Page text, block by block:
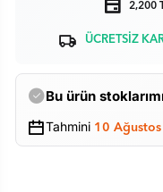
2,200
ÜCRETSİZ
Bu ürün
Tahmini 10